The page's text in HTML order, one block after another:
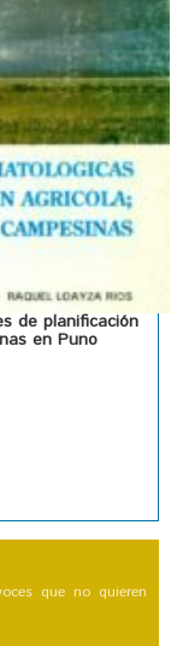
de planificación
en Puno
que no quieren